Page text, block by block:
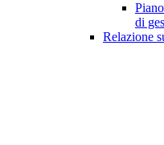
di
Relazione